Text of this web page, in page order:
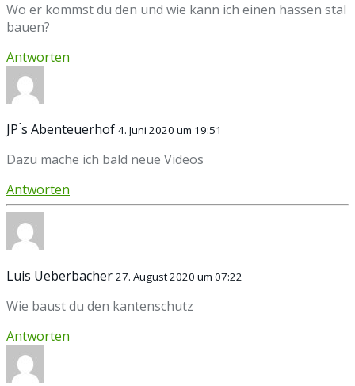
Wo er kommst du den und wie kann ich einen hassen stal
bauen?
Antworten
JP ́s Abenteuerhof 4. Juni 2020 um 19:51
Dazu mache ich bald neue Videos
Antworten
Luis Ueberbacher 27. August 2020 um 07:22
Wie baust du den kantenschutz
Antworten